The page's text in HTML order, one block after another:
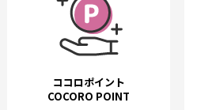
ココロポイント
COCORO POINT